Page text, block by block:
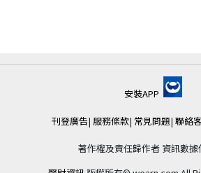
安裝APP
刊登廣告| 服務條款| 常見問題| 聯絡
著作權及責任歸作者 資訊數據